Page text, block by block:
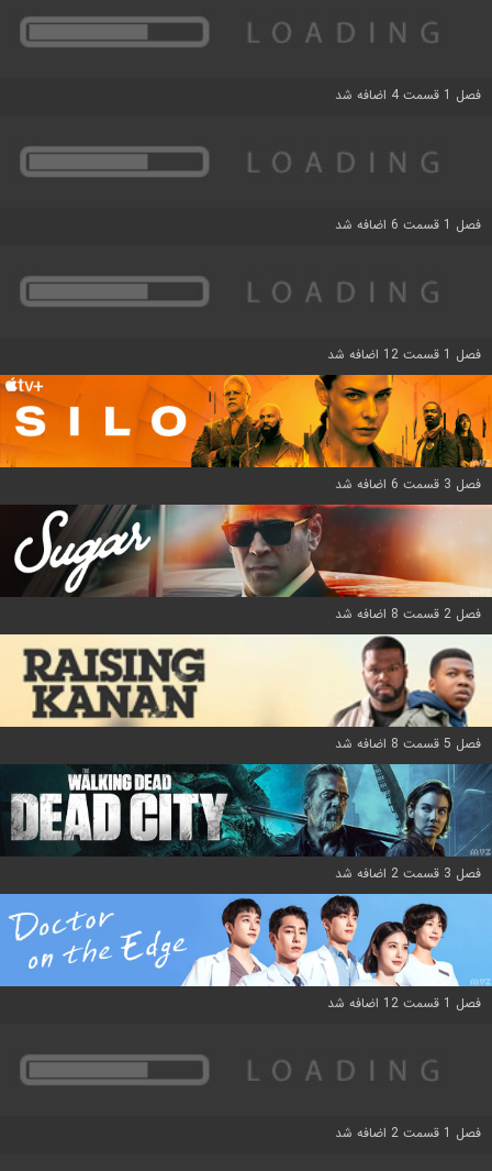
فصل 1 قسمت 4 اضافه شد
فصل 1 قسمت 6 اضافه شد
فصل 1 قسمت 12 اضافه شد
فصل 3 قسمت 6 اضافه شد
فصل 2 قسمت 8 اضافه شد
فصل 5 قسمت 8 اضافه شد
فصل 3 قسمت 2 اضافه شد
فصل 1 قسمت 12 اضافه شد
فصل 1 قسمت 2 اضافه شد